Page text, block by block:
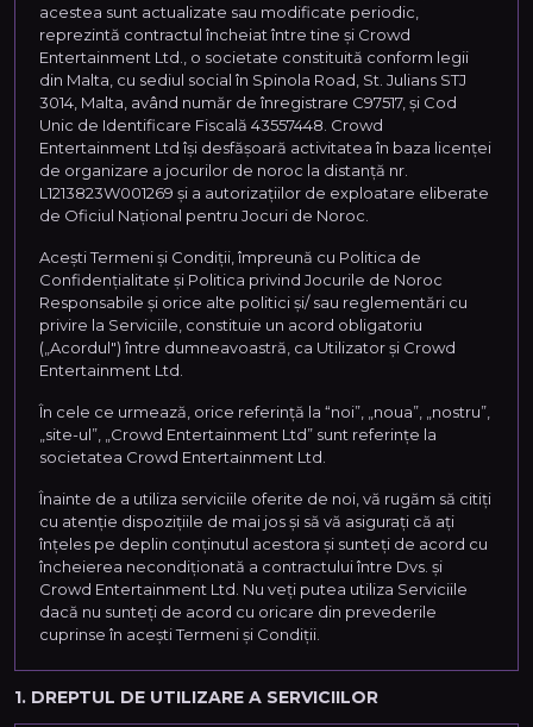
acestea sunt actualizate sau modificate periodic,
reprezintă contractul încheiat între tine și Crowd
Entertainment Ltd., o societate constituită conform legii
din Malta, cu sediul social în Spinola Road, St. Julians STJ
3014, Malta, având număr de înregistrare C97517, și Cod
Unic de Identificare Fiscală 43557448. Crowd
Entertainment Ltd își desfășoară activitatea în baza licenței
de organizare a jocurilor de noroc la distanță nr.
L1213823W001269 și a autorizațiilor de exploatare eliberate
de Oficiul Național pentru Jocuri de Noroc.
Aceşti Termeni şi Condiţii, împreună cu Politica de
Confidenţialitate şi Politica privind Jocurile de Noroc
Responsabile și orice alte politici și/ sau reglementări cu
privire la Serviciile, constituie un acord obligatoriu
(„Acordul") între dumneavoastră, ca Utilizator şi Crowd
Entertainment Ltd.
În cele ce urmează, orice referință la “noi”, „noua”, „nostru”,
„site-ul”, „Crowd Entertainment Ltd” sunt referințe la
societatea Crowd Entertainment Ltd.
Înainte de a utiliza serviciile oferite de noi, vă rugăm să citiți
cu atenție dispozițiile de mai jos și să vă asigurați că ați
înțeles pe deplin conținutul acestora și sunteți de acord cu
încheierea necondiționată a contractului între Dvs. și
Crowd Entertainment Ltd. Nu veți putea utiliza Serviciile
dacă nu sunteți de acord cu oricare din prevederile
cuprinse în acești Termeni și Condiții.
1. DREPTUL DE UTILIZARE A SERVICIILOR